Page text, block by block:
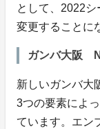
として、2022
変更することに
ガンバ大阪
新しいガンバ大
3つの要素によ
ています。エン